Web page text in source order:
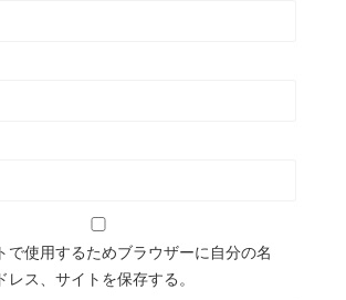
で使用するためブラウザーに自分の名
レス、サイトを保存する。